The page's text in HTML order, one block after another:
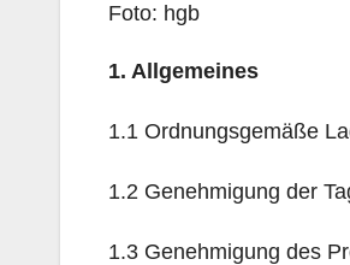
Foto: hgb
1. Allgemeines
1.1 Ordnungsgemäße
1.2 Genehmigung der
1.3 Genehmigung des